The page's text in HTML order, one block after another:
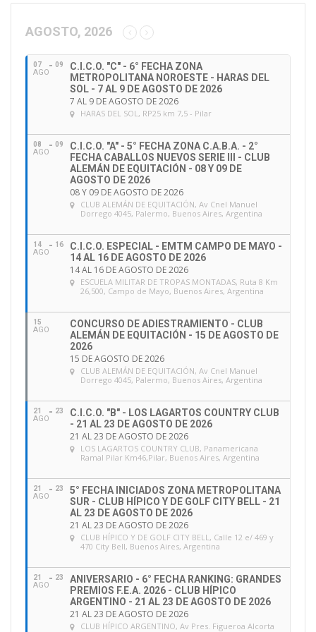
c
ó
AGOSTO, 2026
07
AGO
09
C.I.C.O. "C" - 6° FECHA ZONA
METROPOLITANA NOROESTE - HARAS DEL
SOL - 7 AL 9 DE AGOSTO DE 2026
7 AL 9 DE AGOSTO DE 2026
HARAS DEL SOL, RP25 km 7,5 - Pilar
08
AGO
09
C.I.C.O. "A" - 5° FECHA ZONA C.A.B.A. - 2°
FECHA CABALLOS NUEVOS SERIE III - CLUB
ALEMÁN DE EQUITACIÓN - 08 Y 09 DE
AGOSTO DE 2026
08 Y 09 DE AGOSTO DE 2026
CLUB ALEMÁN DE EQUITACIÓN, Av Cnel Manuel
Dorrego 4045, Palermo, Buenos Aires, Argentina
14
AGO
16
C.I.C.O. ESPECIAL - EMTM CAMPO DE MAYO -
14 AL 16 DE AGOSTO DE 2026
14 AL 16 DE AGOSTO DE 2026
ESCUELA MILITAR DE TROPAS MONTADAS, Ruta 8 Km
26,500, Campo de Mayo, Buenos Aires, Argentina
15
AGO
CONCURSO DE ADIESTRAMIENTO - CLUB
ALEMÁN DE EQUITACIÓN - 15 DE AGOSTO DE
2026
15 DE AGOSTO DE 2026
CLUB ALEMÁN DE EQUITACIÓN, Av Cnel Manuel
Dorrego 4045, Palermo, Buenos Aires, Argentina
21
AGO
23
C.I.C.O. "B" - LOS LAGARTOS COUNTRY CLUB
- 21 AL 23 DE AGOSTO DE 2026
21 AL 23 DE AGOSTO DE 2026
LOS LAGARTOS COUNTRY CLUB, Panamericana
Ramal Pilar Km46,Pilar, Buenos Aires, Argentina
21
AGO
23
5° FECHA INICIADOS ZONA METROPOLITANA
SUR - CLUB HÍPICO Y DE GOLF CITY BELL - 21
AL 23 DE AGOSTO DE 2026
21 AL 23 DE AGOSTO DE 2026
CLUB HÍPICO Y DE GOLF CITY BELL, Calle 12 e/ 469 y
470 City Bell, Buenos Aires, Argentina
21
AGO
23
ANIVERSARIO - 6° FECHA RANKING: GRANDES
PREMIOS F.E.A. 2026 - CLUB HÍPICO
ARGENTINO - 21 AL 23 DE AGOSTO DE 2026
21 AL 23 DE AGOSTO DE 2026
CLUB HÍPICO ARGENTINO, Av Pres. Figueroa Alcorta